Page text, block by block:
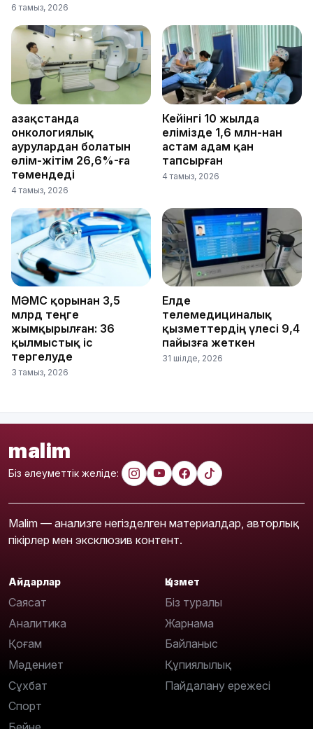
6 тамыз, 2026
Қазақстанда
онкологиялық
аурулардан болатын
өлім-жітім 26,6%-ға
төмендеді
4 тамыз, 2026
Кейінгі 10 жылда
елімізде 1,6 млн-нан
астам адам қан
тапсырған
4 тамыз, 2026
МӘМС қорынан 3,5
млрд теңге
жымқырылған: 36
қылмыстық іс
тергелуде
3 тамыз, 2026
Елде
телемедициналық
қызметтердің үлесі 9,4
пайызға жеткен
31 шілде, 2026
malim
Біз әлеуметтік желіде:
Malim — анализге негізделген материалдар, авторлық
пікірлер мен эксклюзив контент.
Айдарлар
Саясат
Аналитика
Қоғам
Мәдениет
Сұхбат
Спорт
Қызмет
Біз туралы
Жарнама
Байланыс
Құпиялылық
Пайдалану ережесі